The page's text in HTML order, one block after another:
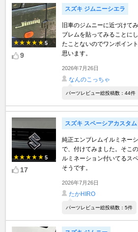
5
9
スズキ ジムニーシエラ
旧車のジムニーに近づけて
ブレムを貼ってみることに
たことないのでワンポイン
思います。
2026年7月26日
なんのこっちゃ
パーツレビュー総投稿数：44件
5
17
スズキ スペーシアカスタム
純正エンブレムイルミネー
で、付けてみました。そこ
ルミネーション付いてるス
そうです。
2026年7月26日
たかHIRO
パーツレビュー総投稿数：5件